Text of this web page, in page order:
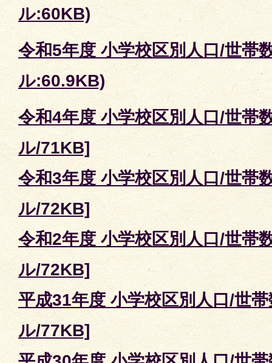
ル:60KB)
令和5年度 小学校区別人口/世帯
ル:60.9KB)
令和4年度 小学校区別人口/世帯
ル/71KB]
令和3年度 小学校区別人口/世帯
ル/72KB]
令和2年度 小学校区別人口/世帯
ル/72KB]
平成31年度 小学校区別人口/世
ル/77KB]